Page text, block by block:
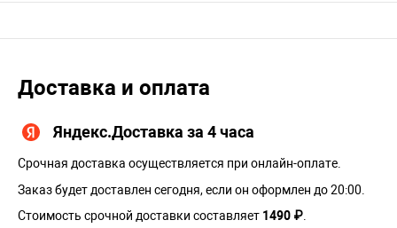
Доставка и оплата
Яндекс.Доставка за 4 часа
Срочная доставка осуществляется при онлайн-оплате.
Заказ будет доставлен сегодня, если он оформлен до 20:00.
Стоимость срочной доставки составляет 1490 ₽